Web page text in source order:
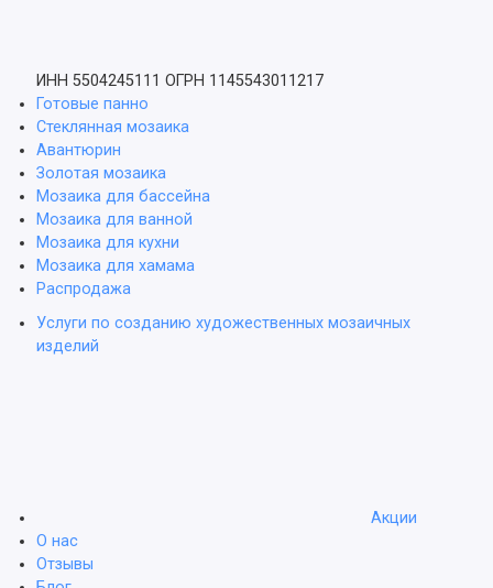
ИНН 5504245111 ОГРН 1145543011217
Готовые панно
Стеклянная мозаика
Авантюрин
Золотая мозаика
Мозаика для бассейна
Мозаика для ванной
Мозаика для кухни
Мозаика для хамама
Распродажа
Услуги по созданию художественных мозаичных
изделий
Акции
О нас
Отзывы